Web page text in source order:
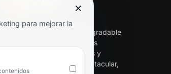
de calidad y trato agradable
precios excelentes. Hemos
en varias ocasiones y
dan respuesta. Espectacular,
×
para mejorar la